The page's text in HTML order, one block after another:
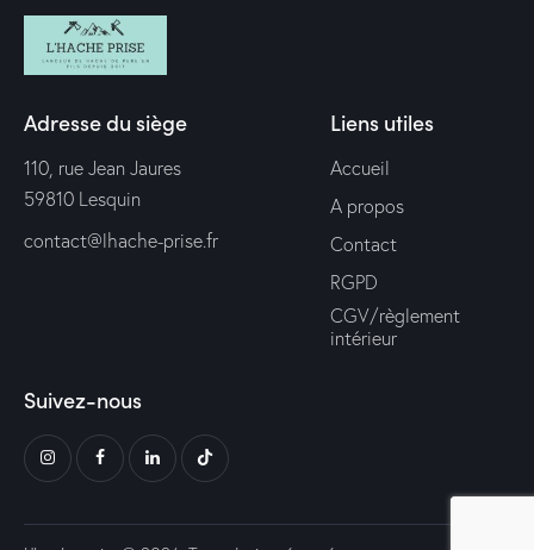
Adresse du siège
110, rue Jean Jaures
59810 Lesquin
contact@lhache-prise.fr
Liens utiles
Accueil
A propos
Contact
RGPD
CGV/règlement
intérieur
Suivez-nous